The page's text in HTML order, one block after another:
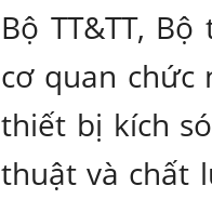
Bộ TT&TT,
cơ quan chức
thiết bị kích
thuật và chất